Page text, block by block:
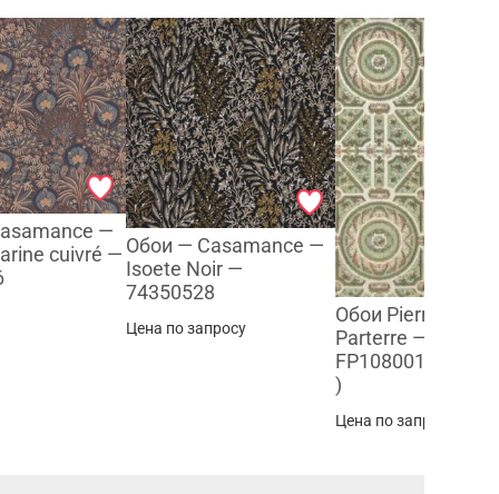
—
cuivré — Обои — Casamance —
Isoete Noir —
74350528
Цена по запросу
Обои Pierre Frey
Parterre — Jardin
FP108001
)
Цена по запросу